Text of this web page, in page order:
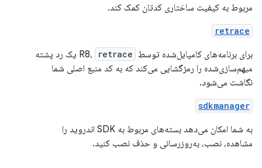
مربوط به کیفیت ساختاری کدتان کمک کند.
retrace
برای برنامه‌های کامپایل‌شده توسط R8، retrace
یک رد پشته
مبهم‌سازی‌شده را رمزگشایی می‌کند که به کد منبع اصلی شما
نگاشت می‌شود.
sdkmanager
به شما امکان می‌دهد بسته‌های مربوط به SDK اندروید را
مشاهده، نصب، به‌روزرسانی و حذف نصب کنید.